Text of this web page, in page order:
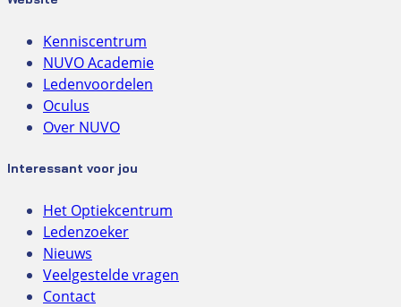
Kenniscentrum
NUVO Academie
Ledenvoordelen
Oculus
Over NUVO
Interessant voor jou
Het Optiekcentrum
Ledenzoeker
Nieuws
Veelgestelde vragen
Contact